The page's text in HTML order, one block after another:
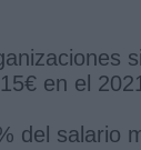
en el
del salario